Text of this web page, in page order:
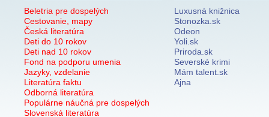
Beletria pre dospelých
Cestovanie, mapy
Česká literatúra
Deti do 10 rokov
Deti nad 10 rokov
Fond na podporu umenia
Jazyky, vzdelanie
Literatúra faktu
Odborná literatúra
Populárne náučná pre dospelých
Slovenská literatúra
Luxusná knižnica
Stonozka.sk
Odeon
Yoli.sk
Priroda.sk
Severské krimi
Mám talent.sk
Ajna